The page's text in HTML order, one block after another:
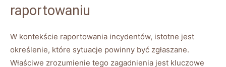
‍raportowaniu
W kontekście​ raportowania incydentów, istotne ⁢jest
określenie, które sytuacje powinny być zgłaszane.
‍Właściwe zrozumienie tego zagadnienia jest kluczowe